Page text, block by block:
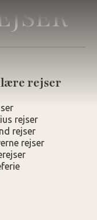
rejser
rejser
rejser
rejser